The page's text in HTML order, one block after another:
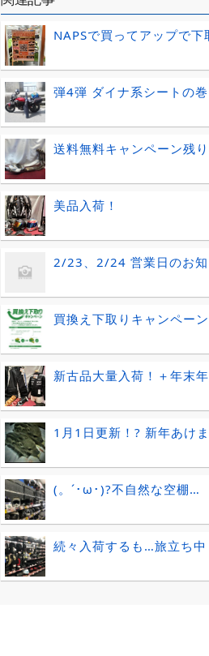
NAPSで買ってアップで下
弾4弾 ダイナ系シートの巻
送料無料キャンペーン残
美品入荷！
2/23、2/24 営業日のお
買換え下取りキャンペーン
新古品大量入荷！＋年末
1月1日更新！? 新年あけ
(。´･ω･)?不自然な空棚…
続々入荷するも…旅立ち中